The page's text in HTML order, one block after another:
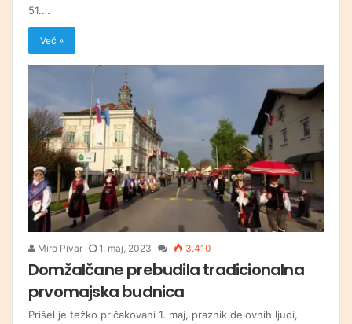
51.…
Več »
Miro Pivar 1. maj, 2023 3.410
Domžalčane prebudila tradicionalna
prvomajska budnica
Prišel je težko pričakovani 1. maj, praznik delovnih ljudi,